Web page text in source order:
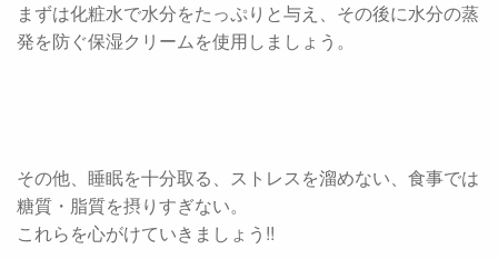
まずは化粧水で水分をたっぷりと与え、その後に水分の蒸
発を防ぐ保湿クリームを使用しましょう。
その他、睡眠を十分取る、ストレスを溜めない、食事では
糖質・脂質を摂りすぎない。
これらを心がけていきましょう!!